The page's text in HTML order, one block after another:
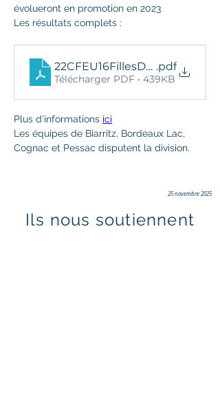
évolueront en promotion en 2023
Les résultats complets :
22CFEU16FillesD1ResDef
.pdf
Télécharger PDF • 439KB
Plus d'informations ici
Les équipes de Biarritz, Bordeaux Lac,
Cognac et Pessac disputent la division.
25 novembre 2025
Ils nous soutiennent